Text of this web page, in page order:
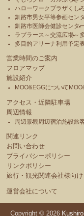
ハローワークプラザくし
釧路市男女平等参画セン
釧路市医師会健診センタ
ラプラース～交流広場～
多目的アリーナ利用予定
営業時間のご案内
フロアマップ
施設紹介
MOO&EGGについて
アクセス・近隣駐車場
周辺情報
周辺景観 周辺宿泊施設旅
関連リンク
お問い合わせ
プライバシーポリシー
リンクポリシー
旅行・観光関連会社様向け
運営会社について
Copyright © 2026